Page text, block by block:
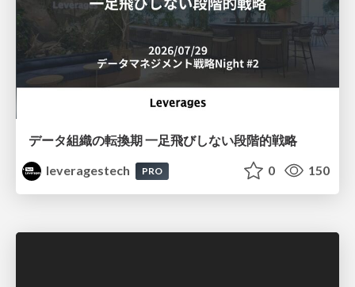
データ組織の転換期 一足飛びしない段階的戦略
leveragestech
PRO 0 150